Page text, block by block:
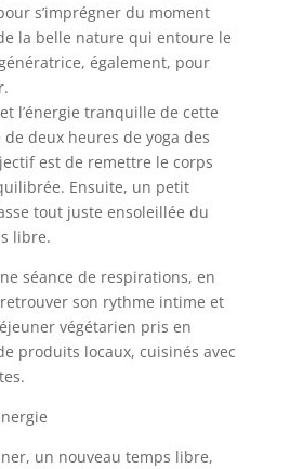
s’imprégner du moment
la belle nature qui entoure le
également, pour
l’énergie tranquille de cette
deux heures de yoga des
est de remettre le corps
Ensuite, un petit
tout juste ensoleillée du
libre.
séance de respirations, en
son rythme intime et
végétarien pris en
produits locaux, cuisinés avec
un nouveau temps libre,